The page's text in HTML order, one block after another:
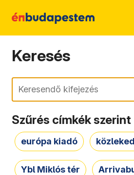
Keresés
Keresés
Szűrés címkék szerint
európa kiadó
Ybl Miklós tér